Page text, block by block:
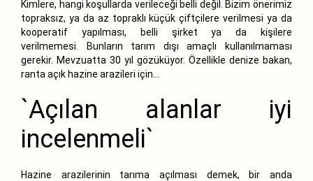
Kimlere, hangi koşullarda verileceği belli değil. Bizim önerimiz
topraksız, ya da az topraklı küçük çiftçilere verilmesi ya da
kooperatif yapılması, belli şirket ya da kişilere
verilmemesi. Bunların tarım dışı amaçlı kullanılmaması
gerekir. Mevzuatta 30 yıl gözüküyor. Özellikle denize bakan,
ranta açık hazine arazileri için...
`Açılan alanlar iyi
incelenmeli`
Hazine arazilerinin tarıma açılması demek, bir anda